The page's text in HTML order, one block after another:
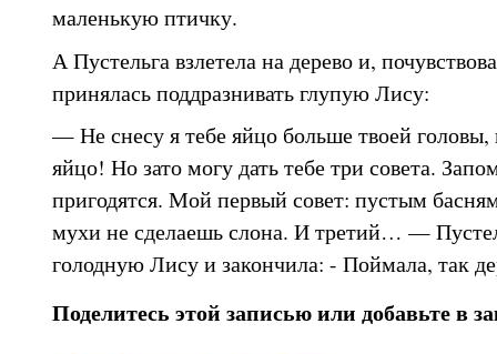
маленькую птичку.
А Пустельга взлетела на дерево и,
принялась поддразнивать глупую Лису:
— Не снесу я тебе яйцо больше твоей головы,
яйцо! Но зато могу дать тебе три совета.
пригодятся. Мой первый совет: пустым
мухи не сделаешь слона. И третий… —
голодную Лису и закончила: - Поймала, так
Поделитесь этой записью или добавьте в